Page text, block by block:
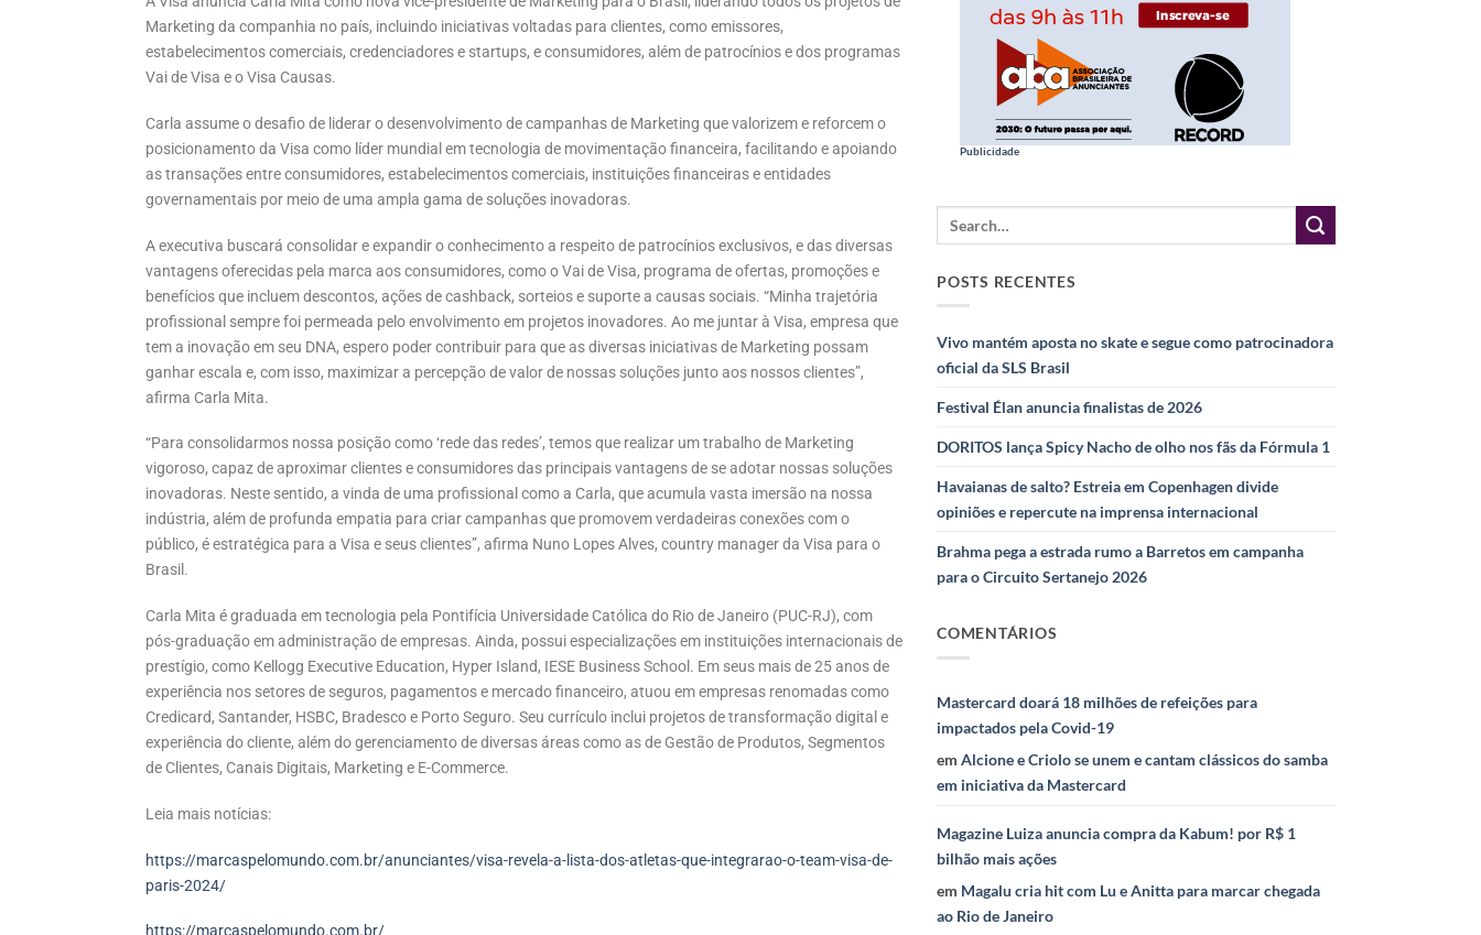
Marketing da companhia no país, incluindo iniciativas voltadas para clientes, como emissores,
estabelecimentos comerciais, credenciadores e startups, e consumidores, além de patrocínios e dos programas
Vai de Visa e o Visa Causas.
Carla assume o desafio de liderar o desenvolvimento de campanhas de Marketing que valorizem e reforcem o
posicionamento da Visa como líder mundial em tecnologia de movimentação financeira, facilitando e apoiando
as transações entre consumidores, estabelecimentos comerciais, instituições financeiras e entidades
governamentais por meio de uma ampla gama de soluções inovadoras.
A executiva buscará consolidar e expandir o conhecimento a respeito de patrocínios exclusivos, e das diversas
vantagens oferecidas pela marca aos consumidores, como o Vai de Visa, programa de ofertas, promoções e
benefícios que incluem descontos, ações de cashback, sorteios e suporte a causas sociais. “Minha trajetória
profissional sempre foi permeada pelo envolvimento em projetos inovadores. Ao me juntar à Visa, empresa que
tem a inovação em seu DNA, espero poder contribuir para que as diversas iniciativas de Marketing possam
ganhar escala e, com isso, maximizar a percepção de valor de nossas soluções junto aos nossos clientes”,
afirma Carla Mita.
“Para consolidarmos nossa posição como ‘rede das redes’, temos que realizar um trabalho de Marketing
vigoroso, capaz de aproximar clientes e consumidores das principais vantagens de se adotar nossas soluções
inovadoras. Neste sentido, a vinda de uma profissional como a Carla, que acumula vasta imersão na nossa
indústria, além de profunda empatia para criar campanhas que promovem verdadeiras conexões com o
público, é estratégica para a Visa e seus clientes”, afirma Nuno Lopes Alves, country manager da Visa para o
Brasil.
Carla Mita é graduada em tecnologia pela Pontifícia Universidade Católica do Rio de Janeiro (PUC-RJ), com
pós-graduação em administração de empresas. Ainda, possui especializações em instituições internacionais de
prestígio, como Kellogg Executive Education, Hyper Island, IESE Business School. Em seus mais de 25 anos de
experiência nos setores de seguros, pagamentos e mercado financeiro, atuou em empresas renomadas como
Credicard, Santander, HSBC, Bradesco e Porto Seguro. Seu currículo inclui projetos de transformação digital e
experiência do cliente, além do gerenciamento de diversas áreas como as de Gestão de Produtos, Segmentos
de Clientes, Canais Digitais, Marketing e E-Commerce.
Leia mais notícias:
https://marcaspelomundo.com.br/anunciantes/visa-revela-a-lista-dos-atletas-que-integrarao-o-team-visa-de-
paris-2024/
Publicidade
POSTS RECENTES
Vivo mantém aposta no skate e segue como patrocinadora
oficial da SLS Brasil
Festival Élan anuncia finalistas de 2026
DORITOS lança Spicy Nacho de olho nos fãs da Fórmula 1
Havaianas de salto? Estreia em Copenhagen divide
opiniões e repercute na imprensa internacional
Brahma pega a estrada rumo a Barretos em campanha
para o Circuito Sertanejo 2026
COMENTÁRIOS
Mastercard doará 18 milhões de refeições para
impactados pela Covid-19
emAlcione e Criolo se unem e cantam clássicos do samba
em iniciativa da Mastercard
Magazine Luiza anuncia compra da Kabum! por R$ 1
bilhão mais ações
em Magalu cria hit com Lu e Anitta para marcar chegada
ao Rio de Janeiro